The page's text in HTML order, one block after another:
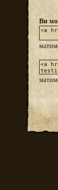
Ви